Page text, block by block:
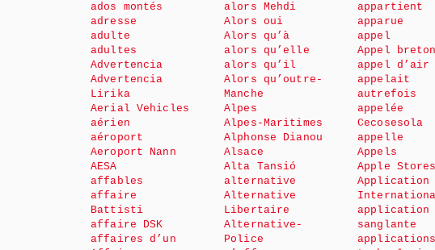
ados montés
adresse
adulte
adultes
Advertencia
Advertencia
Lirika
Aerial Vehicles
aérien
aéroport
Aeroport Nann
AESA
affables
affaire
Battisti
affaire DSK
affaires d’un
alors Mehdi
Alors oui
Alors qu’à
alors qu’elle
alors qu’il
Alors qu’outre-
Manche
Alpes
Alpes-Maritimes
Alphonse Dianou
Alsace
Alta Tansió
alternative
Alternative
Libertaire
Alternative-
Police
appartient
apparue
appel
Appel breton
appel d’air
appelait
autrefois
appelée
Cecosesola
appelle
Appels
Apple Stores
Application
application
sanglante
applications